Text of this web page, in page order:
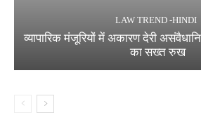
LAW TREND -HINDI
व्यापारिक मंजूरियों में अकारण देरी
का सख्त रुख